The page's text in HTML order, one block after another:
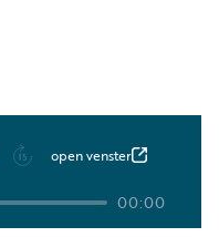
open venster
00:00